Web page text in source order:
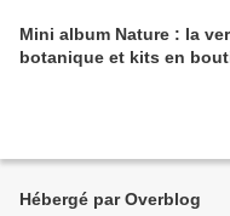
Mini album Nature : la
botanique et kits en
Hébergé par Overblog